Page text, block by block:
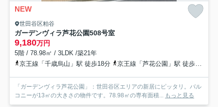
NEW
世田谷区粕谷
ガーデンヴィラ芦花公園508号室
9,180万円
5階 / 78.98㎡ / 3LDK /築21年
京王線「千歳烏山」駅 徒歩18分
京王線「芦花公園」駅 徒歩19分
「ガーデンヴィラ芦花公園」：世田谷区エリアの新居にピッタリ。バル
コニーが13㎡の大きさの物件です。78.98㎡の専有面積... もっと見る